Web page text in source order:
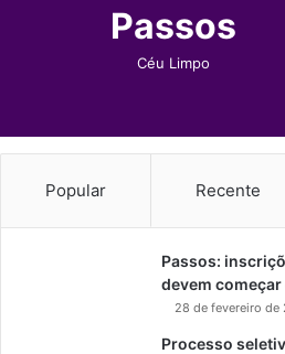
Passos
Céu Limpo
Popular Recente
Passos:
devem começar
28 de fevereiro de
Processo